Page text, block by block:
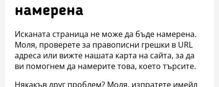
намерена
Исканата страница не може да бъде намерена.
Моля, проверете за правописни грешки в URL
адреса или вижте нашата карта на сайта, за да
ви помогнем да намерите това, което търсите.
Някакъв друг проблем? Моля, изпратете имейл